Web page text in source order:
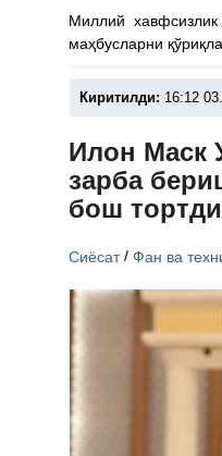
Миллий хавфсизлик
маҳбусларни
Киритилди: 16:12
Илон Маск
зарба
бош тортди
Сиёсат/Фан ва